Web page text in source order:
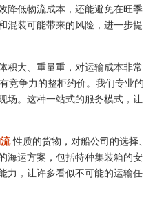
降低物流成本，还能避免在旺季
混装可能带来的风险，进一步提
积大、重量重，对运输成本非常
竞争力的整柜约价。我们专业的
场。这种一站式的服务模式，让
流性质的货物，对船公司的选择、
海运方案，包括特种集装箱的安
力，让许多看似不可能的运输任